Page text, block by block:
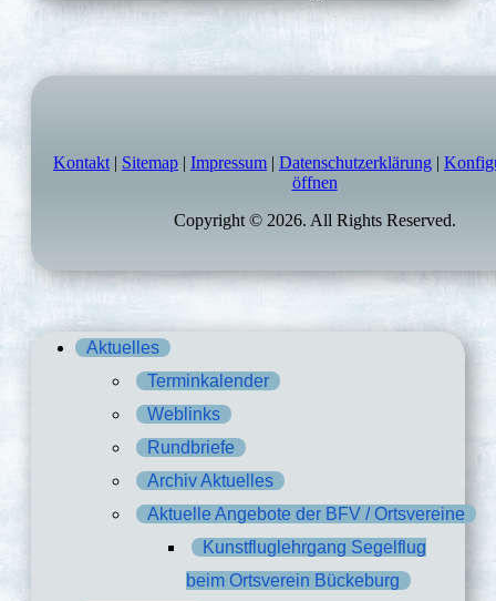
Kontakt | Sitemap | Impressum | Datenschutzerklärung |
öffnen
Copyright © 2026. All Rights Reserved.
Aktuelles
Terminkalender
Weblinks
Rundbriefe
Archiv Aktuelles
Aktuelle Angebote der BFV / Ortsvereine
Kunstfluglehrgang Segelflug
beim Ortsverein Bückeburg